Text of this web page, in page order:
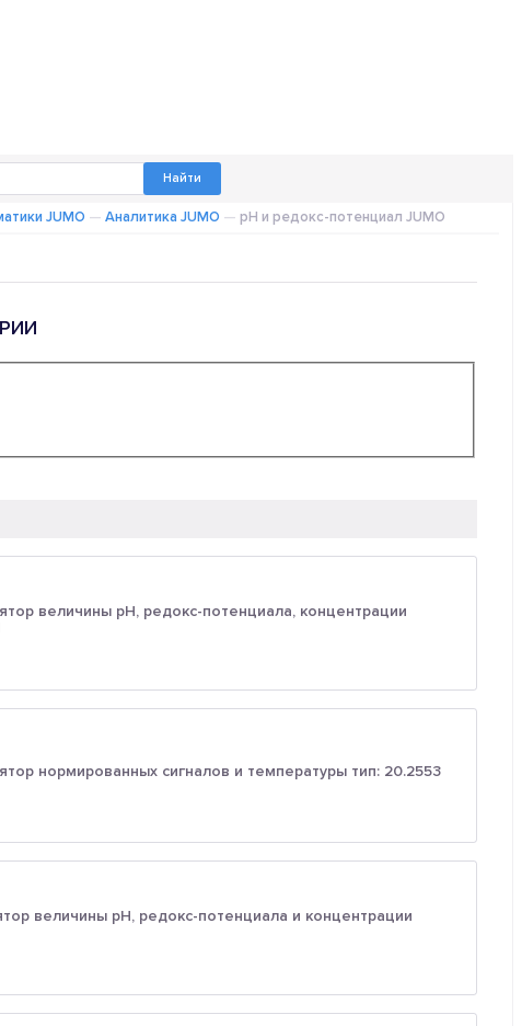
JUMO — Аналитика JUMO — pH и редокс-потенциал JUMO
величины pH, редокс-потенциала, концентрации
нормированных сигналов и температуры тип: 20.2553
величины pH, редокс-потенциала и концентрации